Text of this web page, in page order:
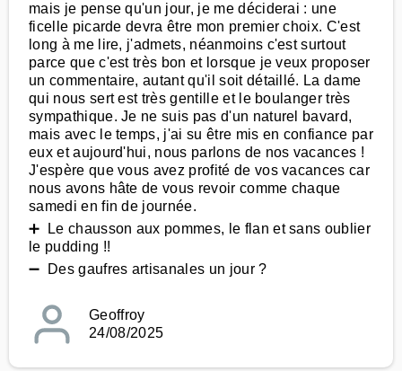
mais je pense qu'un jour, je me déciderai : une
ficelle picarde devra être mon premier choix. C'est
long à me lire, j'admets, néanmoins c'est surtout
parce que c'est très bon et lorsque je veux proposer
un commentaire, autant qu'il soit détaillé. La dame
qui nous sert est très gentille et le boulanger très
sympathique. Je ne suis pas d'un naturel bavard,
mais avec le temps, j'ai su être mis en confiance par
eux et aujourd'hui, nous parlons de nos vacances !
J'espère que vous avez profité de vos vacances car
nous avons hâte de vous revoir comme chaque
samedi en fin de journée.
➕ Le chausson aux pommes, le flan et sans oublier
le pudding !!
➖ Des gaufres artisanales un jour ?
Geoffroy
24/08/2025